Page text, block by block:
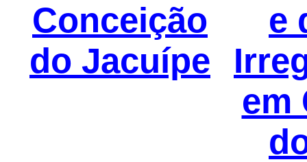
Conceição
do Jacuípe
e
em